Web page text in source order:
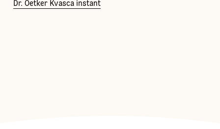
Dr. Oetker Kvasca instant